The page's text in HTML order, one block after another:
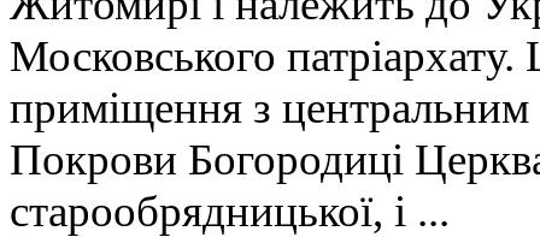
Московського
приміщення з
Покрови Богородиці
старообрядницької, і ...